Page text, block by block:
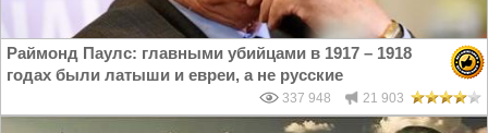
Раймонд Паулс: главными убийцами в 1917 – 1918
годах были латыши и евреи, а не русские
337 948 21 903